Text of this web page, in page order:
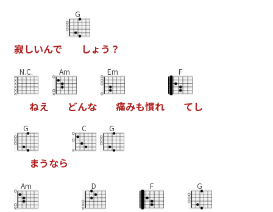
寂しいんで
G
しょ う ？
N.C.
ねえ
Am
どんな
Em
痛みも慣れ
F
てし
G
まうなら
C G
Am D F G